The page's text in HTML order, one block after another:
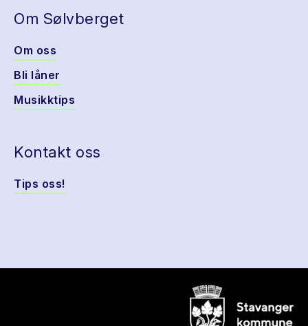
Om Sølvberget
Om oss
Bli låner
Musikktips
Kontakt oss
Tips oss!